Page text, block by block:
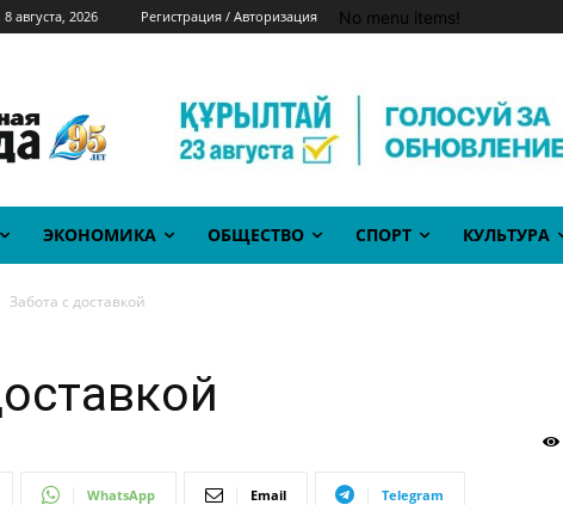
августа, 2026 Регистрация / Авторизация No menu items!
ЭКОНОМИКА ОБЩЕСТВО СПОРТ КУЛЬТУРА
Забота с доставкой
WhatsApp Email Telegram